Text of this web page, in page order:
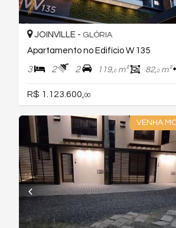
JOINVILLE - GLÓRIA
Apartamento no Edifício W 135
3 2 2 119,0m² 82,0m²
R$ 1.123.600,00
VENHA